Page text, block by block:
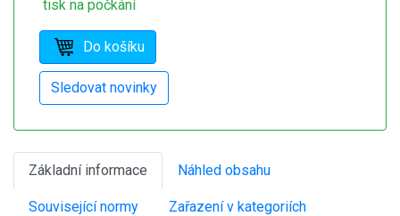
tisk na počkání
Základní informace Náhled obsahu
Související normy Zařazení v kategoriích